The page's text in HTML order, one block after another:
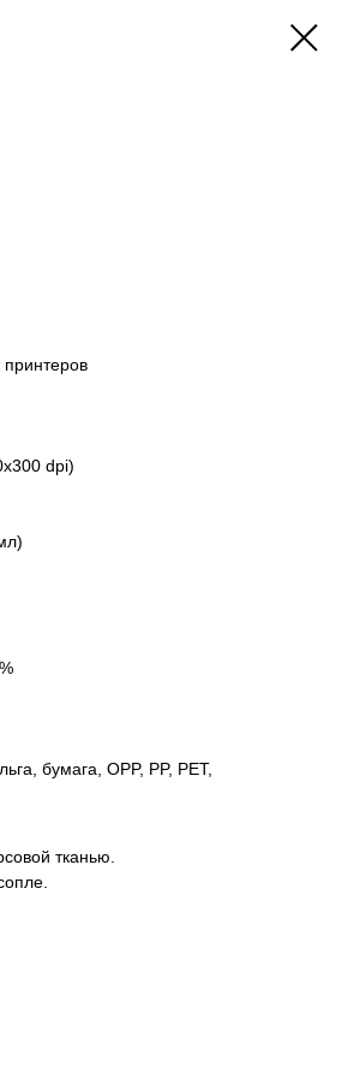
dpi)
бумага, OPP, PP, PET,
тканью.